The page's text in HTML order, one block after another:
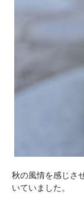
秋の風情を感じさ
いていました。